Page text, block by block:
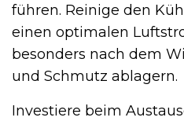
führen. Reinige den
einen optimalen
besonders nach dem
und Schmutz ablagern.
Investiere beim